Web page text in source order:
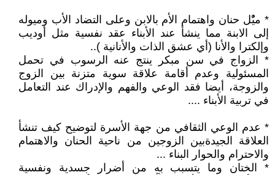
* ميٌْل حنان واهتمام الأم بالابن وعلى التضاد الأب وميوله
إلى الابنة مما ينشأ عند الأبناء عقد نفسية مثل أوديب
وإلكترا والأنا (أي عشق الذات والأنانية )..
* الزواج في سن مبكر ينتج عنه الرسوب في تحمل
المسئولية وعدم أقامة علاقة سوية متزنة بين الزوج
والزوجة، أيضا فقد الوعي والفهم والإدراك عند التعامل
في تربية الأبناء ....
* عدم الوعي الثقافي من جهة الأسرة لتوضيح كيف تنشأ
العلاقة الجيدةبين الزوجين من ناحية الحنان والاهتمام
والاحترام والحوار البناء ...
* الختان وما يتسبب به من أضرار جسدية ونفسية